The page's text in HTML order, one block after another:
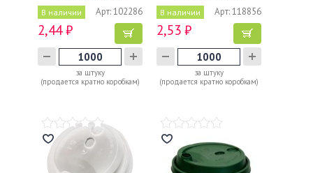
В наличии Арт: 102286
2,44 ₽
за штуку
(продается кратно коробкам)
слотом…
В наличии Арт: 118856
2,53 ₽
за штуку
(продается кратно коробкам)